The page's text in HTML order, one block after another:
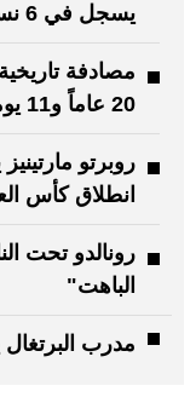
يسجل في 6 نسخ متتالية بكأس العالم
مصادفة
20 عاماً و11 يوماً
روبرتو
انطلاق كأس
رونالدو تحت
الباهت"
مدرب البرتغال